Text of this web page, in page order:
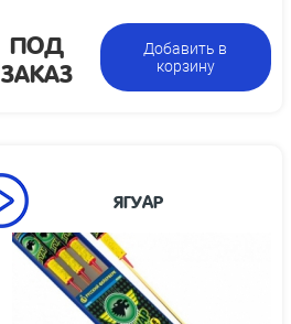
ПОД
ЗАКАЗ
Добавить в
корзину
ЯГУАР
93 х 588 х 23